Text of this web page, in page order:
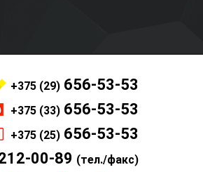
+375 (29)656-53-53
+375 (33)656-53-53
+375 (25)656-53-53
00-89 (тел./факс)